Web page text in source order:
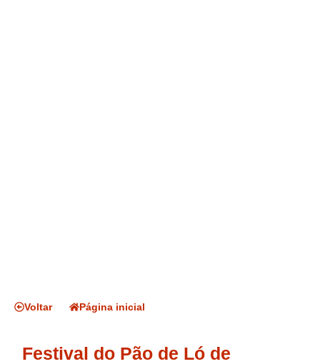
Voltar Página inicial
Festival do Pão de Ló de